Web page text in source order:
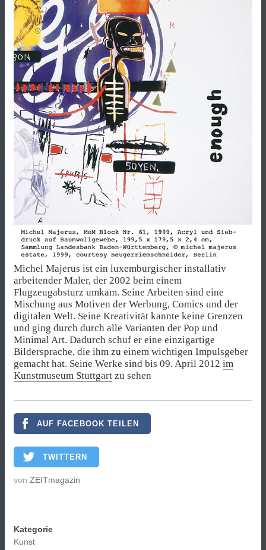
Michel Majerus ist ein luxemburgischer installativ
arbeitender Maler, der 2002 beim einem
Flugzeugabsturz umkam. Seine Arbeiten sind eine
Mischung aus Motiven der Werbung, Comics und der
digitalen Welt. Seine Kreativität kannte keine Grenzen
und ging durch durch alle Varianten der Pop und
Minimal Art. Dadurch schuf er eine einzigartige
Bildersprache, die ihm zu einem wichtigen Impulsgeber
gemacht hat. Seine Werke sind bis 09. April 2012 im
Kunstmuseum Stuttgart zu sehen
AUF FACEBOOK TEILEN
TWITTERN
von ZEITmagazin
Kategorie
Kunst